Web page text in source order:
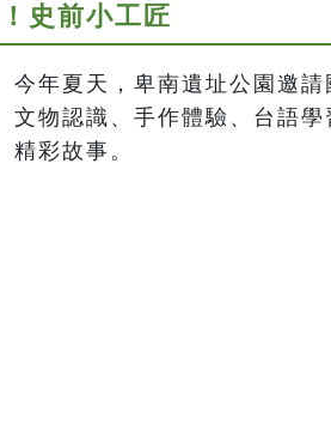
史前小工匠
今年夏天，卑南遺址公園邀
文物認識、手作體驗、台語
精彩故事。